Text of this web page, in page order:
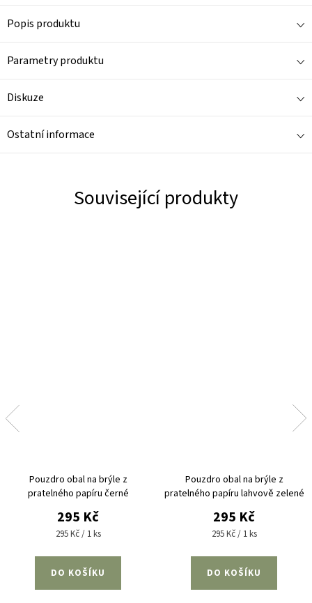
Popis produktu
Parametry produktu
Diskuze
Ostatní informace
Související produkty
Pouzdro obal na brýle z
pratelného papíru černé
295 Kč
Měrná
295 Kč / 1 ks
DO KOŠÍKU
Pouzdro obal na brýle z
pratelného papíru lahvově zelené
295 Kč
Měrná
295 Kč / 1 ks
DO KOŠÍKU